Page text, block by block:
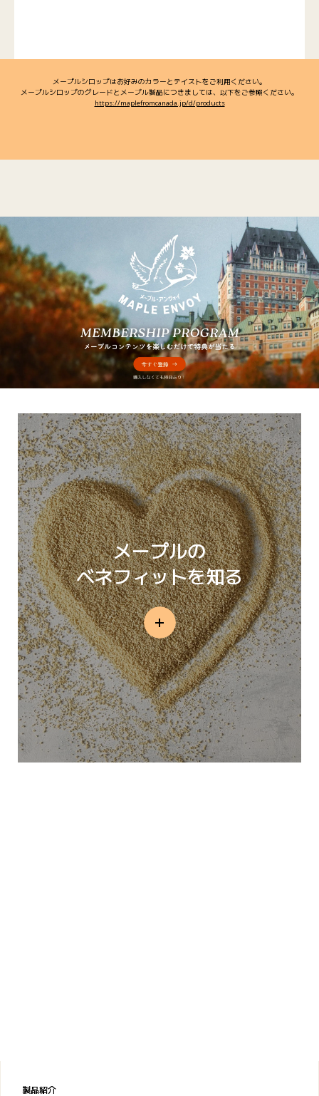
メープルシロップはお好みのカラーとテイストをご利用ください。
メープルシロップのグレードとメープル製品につきましては、以下をご参照ください。
https://maplefromcanada.jp/d/products
メープルの
ベネフィットを知る
製品紹介